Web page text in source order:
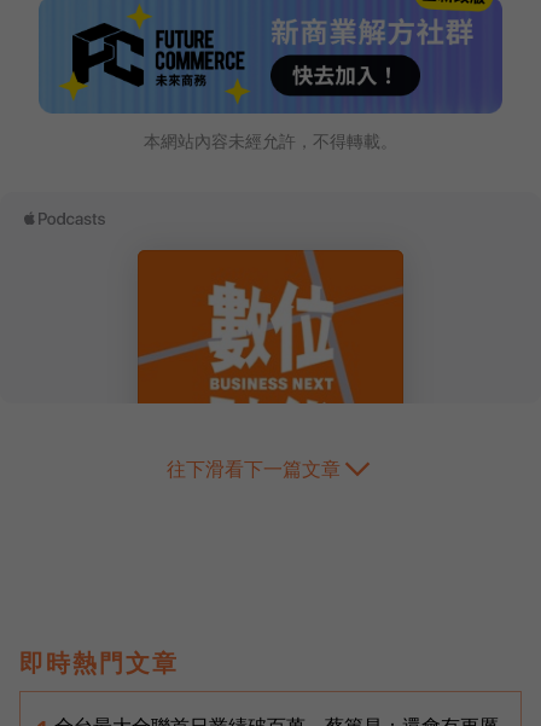
本網站內容未經允許，不得轉載。
往下滑看下一篇文章
即時熱門文章